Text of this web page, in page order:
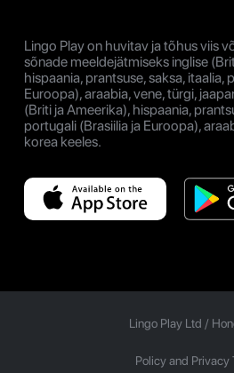
Lingo Play on huvitav ja tõhus viis
sõnade meeldejätmiseks inglise
hispaania, prantsuse, saksa, itaalia,
Euroopa), araabia, vene, türgi,
(Briti ja Ameerika), hispaania,
portugali (Brasiilia ja Euroopa),
korea keeles.
Lingo Play Ltd /
Policy and Privacy